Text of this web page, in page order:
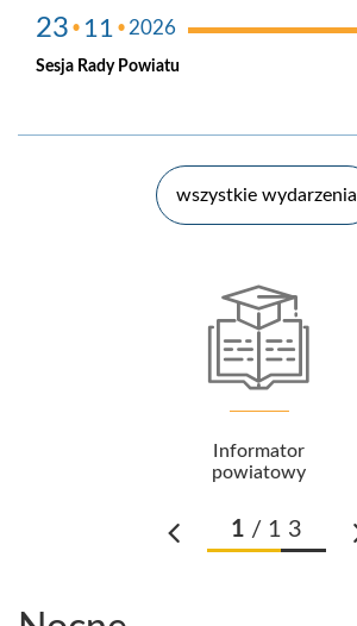
23 11 2026
Sesja Rady Powiatu
wszystkie wydarzenia
Informator
powiatowy
poprzednie
1 /13